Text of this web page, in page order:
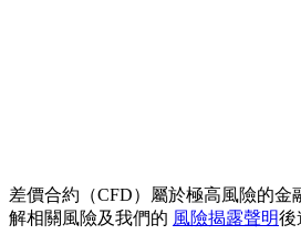
差價合約（CFD）屬於極高風險的金
解相關風險及我們的 風險揭露聲明後